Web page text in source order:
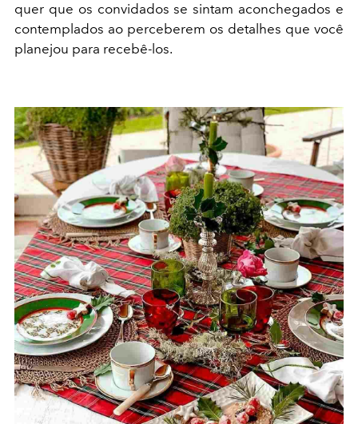
quer que os convidados se sintam aconchegados e
contemplados ao perceberem os detalhes que você
planejou para recebê-los.